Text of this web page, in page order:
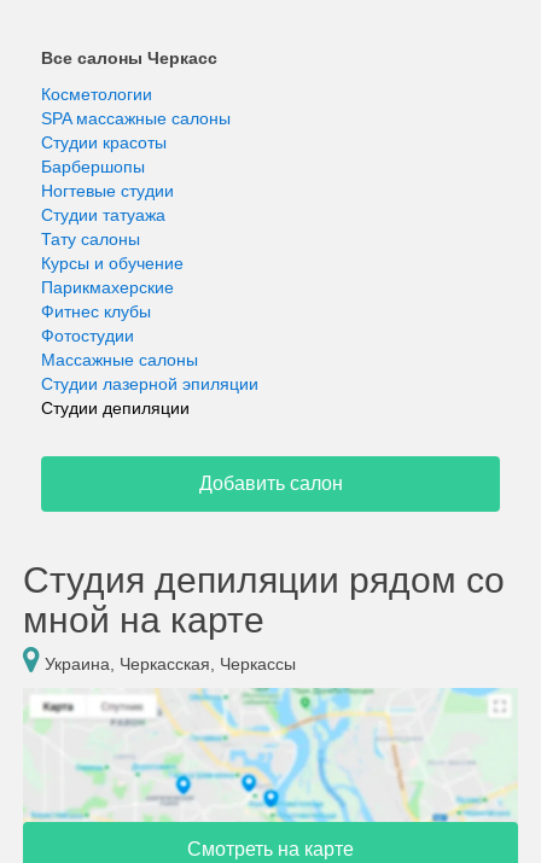
Все салоны Черкасс
Косметологии
SPA массажные салоны
Студии красоты
Барбершопы
Ногтевые студии
Студии татуажа
Тату салоны
Курсы и обучение
Парикмахерские
Фитнес клубы
Фотостудии
Массажные салоны
Студии лазерной эпиляции
Студии депиляции
Добавить салон
Студия депиляции рядом со
мной на карте
Украина, Черкасская, Черкассы
Смотреть на карте